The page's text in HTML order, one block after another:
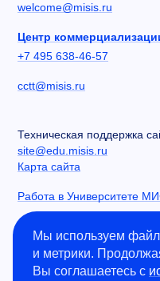
welcome@misis.ru
Центр
+7 495 638-46-57
cctt@misis.ru
Техническая поддержка
site@edu.misis.ru
Карта сайта
Работа в Университете
Информация о закупках
Противодействие
Мы используем
и метрики.
Вы соглашаетесь с